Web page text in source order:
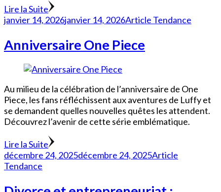
Lire la Suite
janvier 14, 2026janvier 14, 2026Article Tendance
Anniversaire One Piece
Au milieu de la célébration de l’anniversaire de One
Piece, les fans réfléchissent aux aventures de Luffy et
se demandent quelles nouvelles quêtes les attendent.
Découvrez l’avenir de cette série emblématique.
Lire la Suite
décembre 24, 2025décembre 24, 2025Article
Tendance